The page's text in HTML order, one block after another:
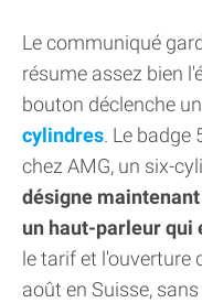
Le communiqué
résume assez bien
bouton déclenche
cylindres. Le badge
chez AMG, un six-
désigne
un haut-parleur qui
le tarif et l'ouverture
août en Suisse,